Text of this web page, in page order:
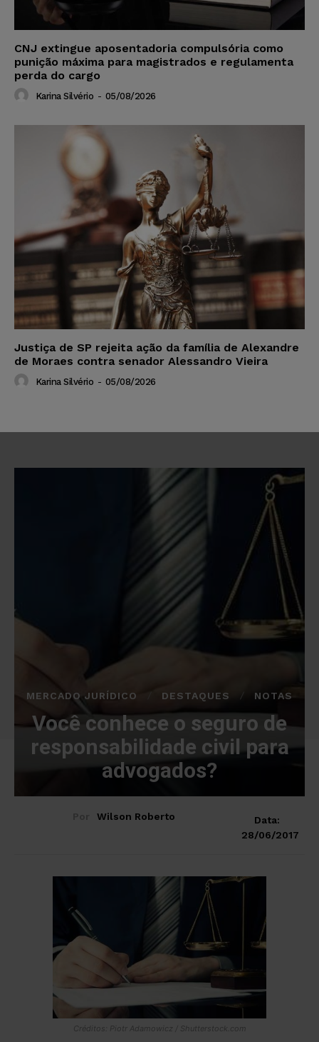
CNJ extingue aposentadoria compulsória como
punição máxima para magistrados e regulamenta
perda do cargo
Karina Silvério - 05/08/2026
Justiça de SP rejeita ação da família de Alexandre
de Moraes contra senador Alessandro Vieira
Karina Silvério - 05/08/2026